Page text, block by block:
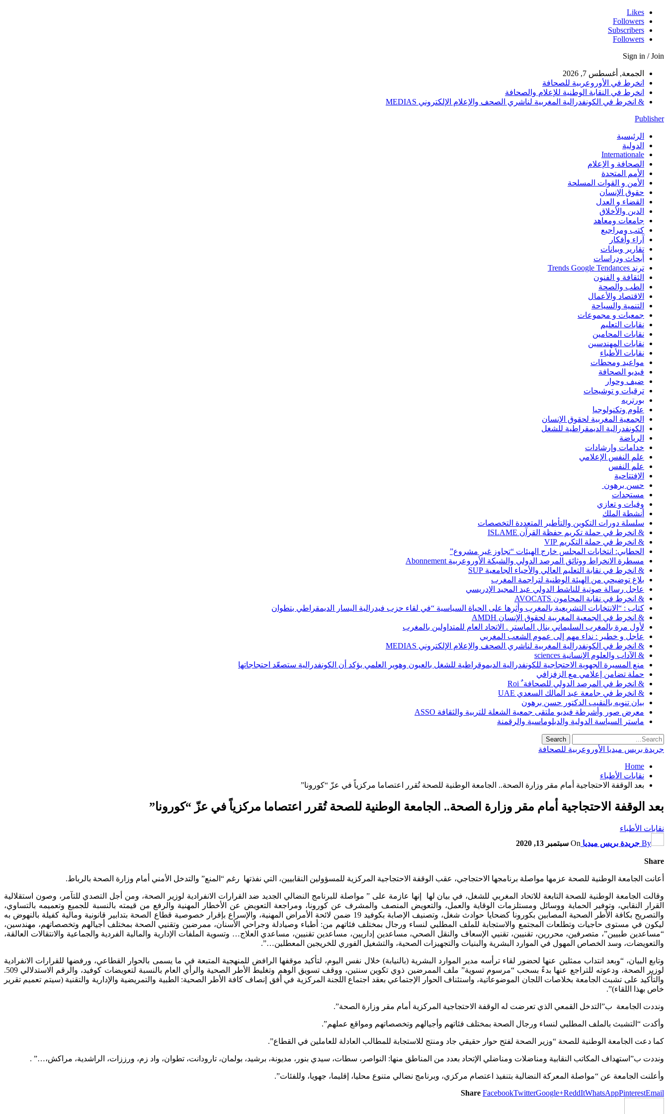
Likes
Followers
Subscribers
Followers
Sign in / Join
الجمعة, أغسطس 7, 2026
انخرط في الأوروعربية للصحافة
انخرط في النقابة الوطنية للإعلام والصحافة
& انخرط في الكونفدرالية المغربية لناشري الصحف والإعلام الإلكتروني MEDIAS
Publisher
الرئيسية
الدولية
Internationale
الصحافة و الإعلام
الأمم المتحدة
الأمن و القوات المسلحة
حقوق الإنسان
القضاء و العدل
الدين والأخلاق
جامعات ومعاهد
كتب ومراجيع
آراء وأفكار
تقارير وبيانات
أبحاث ودراسات
ترند Trends Google Tendances
الثقافة و الفنون
الطب والصحة
الاقتصاد والأعمال
التنمية والسياحة
جمعيات و مجموعات
نقابات التعليم
نقابات المحامين
نقابات المهندسين
نقابات الأطباء
مواعيد ومحطات
فيديو الصحافة
ضيف وحوار
ترقيات و توشيحات
بورتريه
علوم وتكنولوجيا
الجمعية المغربية لحقوق الإنسان
الكونفدرالية الديمقراطية للشغل
الرياضة
خدامات وإرشادات
علم النفس الإعلامي
علم النفس
الإفتتاحية
حسن برهون
مستجدات
وفيات و تعازي
أنشطة الملك
سلسلة دورات التكوين والتأطير المتعددة التخصصات
& انخرط في حملة تكريم حفظة القرآن ISLAME
& انخرط في حملة التكريم VIP
الحطابي: انتخابات المجلس خارج الهيئات “تجاوز غير مشروع”
مسطرة الانخراط ووثائق المرصد الدولي والشبكة الأوروعربية Abonnement
& انخرط في نقابة التعليم العالي والأحياء الجامعية SUP
بلاغ توضيحي من الهيئة الوطنية لتراجمة المغرب
عاجل رسالة صوتية للناشط الدولي عبد المجيد الإدريسي
& انخرط في نقابة المحامون AVOCATS
كتاب : “الانتخابات التشريعية بالمغرب وأثرها على الحياة السياسية “في لقاء حزب فيدرالية اليسار الديمقراطي بتطوان
& انخرط في الجمعية المغربية لحقوق الإنسان AMDH
لأول مرة بالمغرب السليماني ينال الماستر . الاتحاد العام للمتداولين بالمغرب
عاجل و خطير : نداء مهم إلى عموم الشعب المغربي
& انخرط في الكونفدرالية المغربية لناشري الصحف والإعلام الإلكتروني MEDIAS
& الآداب والعلوم الإنسانية sciences
منع المسيرة الجهوية الاحتجاجية للكونفدرالية الديموقراطية للشغل بالعيون وهوير العلمي يؤكد أن الكونفدرالية ستصعّد احتجاجاتها
حملة تضامن إعلامي مع الزفزافي
& انخرط في المرصد الدولي للصحافة ٌ Roi
& انخرط في جامعة عبد المالك السعدي UAE
بيان تنويه بالنقيب الدكتور حسن برهون
معرض صور وأشرطة فيديو ملتقى جمعية الشعلة للتربية والثقافة ASSO
ماستر السياسة الدولية والدبلوماسية والرقمنة
جريدة بريس ميديا الأوروعربية للصحافة
Home
نقابات الأطباء
بعد الوقفة الاحتجاجية أمام مقر وزارة الصحة.. الجامعة الوطنية للصحة تُقرر اعتصاما مركزياً في عزّ “كورونا”
بعد الوقفة الاحتجاجية أمام مقر وزارة الصحة.. الجامعة الوطنية للصحة تُقرر اعتصاما مركزياً في عزّ “كورونا”
نقابات الأطباء
By جريدة بريس ميديا On سبتمبر 13, 2020
Share
أعانت الجامعة الوطنية للصحة عزمها مواصلة برنامجها الاحتجاجي، عقب الوقفة الاحتجاجية المركزية للمسؤولين النقابيين، التي نفذتها رغم “المنع” والتدخل الأمني أمام وزارة الصحة بالرباط.
وقالت الجامعة الوطنية للصحة التابعة للاتحاد المغربي للشغل، في بيان لها إنها عازمة على ” مواصلة للبرنامج النضالي الجديد ضد القرارات الانفرادية لوزير الصحة، ومن أجل التصدي للتآمر، وصون استقلالية
القرار النقابي، وتوفير الحماية ووسائل ومستلزمات الوقاية والعمل، والتعويض المنصف والمشرف عن كورونا، ومراجعة التعويض عن الأخطار المهنية والرفع من قيمته بالنسبة للجميع وتعميمه بالتساوي،
والتصريح بكافة الأطر الصحية المصابين بكورونا كضحايا حوادث شغل، وتصنيف الإصابة بكوفيد 19 ضمن لائحة الأمراض المهنية، والإسراع بإقرار خصوصية قطاع الصحة بتدابير قانونية ومالية كفيلة بالنهوض به
ليكون في مستوى حاجيات وتطلعات المجتمع والاستجابة للملف المطلبي لنساء ورجال بمختلف فئاتهم من: أطباء وصيادلة وجراحي الأسنان، ممرضين وتقنيي الصحة بمختلف أجيالهم وتخصصاتهم، مهندسين،
“مساعدين طبيين”، متصرفين، محررين، تقنيين، تقنيي الإسعاف والنقل الصحي، مساعدين إداريين، مساعدين تقنيين، مساعدي العلاج… وتسوية الملفات الإدارية والمالية الفردية والجماعية والانتقالات العالقة،
والتعويضات، وسد الخصاص المهول في الموارد البشرية والبنيات والتجهيزات الصحية، والتشغيل الفوري للخريجين المعطلين…”.
وتابع البيان، “وبعد انتداب ممثلين عنها لحضور لقاء ترأسه مدير الموارد البشرية (بالنيابة) خلال نفس اليوم، لتأكيد موقفها الرافض للمنهجية المتبعة في ما يسمى بالحوار القطاعي، ورفضها للقرارات الانفرادية
لوزير الصحة، ودعوته للتراجع عنها بدءً بسحب “مرسوم تسوية” ملف الممرضين ذوي تكوين سنتين، ووقف تسويق الوهم وتغليط الأطر الصحية والرأي العام بالنسبة لتعويضات كوفيد، والرقم الاستدلالي 509.
والتأكيد على تشبث الجامعة بخلاصات اللجان الموضوعاتية، واستئناف الحوار الإجتماعي بعقد اجتماع اللجنة المركزية في أفق إنصاف كافة الأطر الصحية: الطبية والتمريضية والإدارية والتقنية (سيتم تعميم تقرير
خاص بهذا اللقاء)”.
ونددت الجامعة ب”التدخل القمعي الذي تعرضت له الوقفة الاحتجاجية المركزية أمام مقر وزارة الصحة”.
وأكدت “التشبث بالملف المطلبي لنساء ورجال الصحة بمختلف فئاتهم وأجيالهم وتخصصاتهم ومواقع عملهم”.
كما دعت الجامعة الوطنية للصحة “وزير الصحة لفتح حوار حقيقي جاد ومنتج للاستجابة للمطالب العادلة للعاملين في القطاع”.
ونددت ب”استهداف المكاتب النقابية ومناضلات ومناضلي الإتحاد بعدد من المناطق منها: النواصر، سطات، سيدي بنور، مديونة، برشيد، بولمان، تارودانت، تطوان، واد زم، ورززات، الراشدية، مراكش،…” .
وأعلنت الجامعة عن “مواصلة المعركة النضالية بتنفيذ اعتصام مركزي، وبرنامج نضالي متنوع محليا، إقليما، جهويا، وللفئات”.
Share FacebookTwitterGoogle+ReddItWhatsAppPinterestEmail